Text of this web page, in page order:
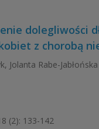
dolegliwości
z chorobą
Jolanta Rabe-Jabłońska
(2): 133-142